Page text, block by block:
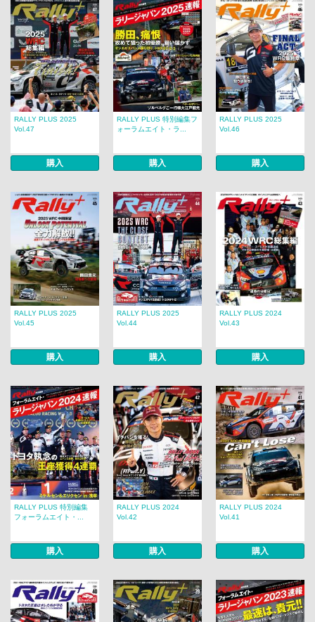
RALLY PLUS 2025
Vol.47
購入
RALLY PLUS 特別編集フ
ォーラムエイト・ラ...
購入
RALLY PLUS 2025
Vol.46
購入
RALLY PLUS 2025
Vol.45
購入
RALLY PLUS 2025
Vol.44
購入
RALLY PLUS 2024
Vol.43
購入
RALLY PLUS 特別編集
フォーラムエイト・...
購入
RALLY PLUS 2024
Vol.42
購入
RALLY PLUS 2024
Vol.41
購入